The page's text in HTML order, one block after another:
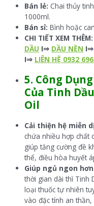
Bán lẻ: Chai thủy
1000ml.
Bán sỉ: Bình hoặc
CHI TIẾT XEM THÊM:
DẦU I⇒ DẦU NỀN I⇒
I⇒ LIÊN HỆ 0932
5. Công
Của Tinh
Oil
Cải thiện hệ miễn
chứa nhiều hợp chất
giúp tăng cường đề
thể, điều hòa huyết
Giúp ngủ ngon
thời gian dài thì Tinh
loại thuốc tự nhiên
vào đặc tính an